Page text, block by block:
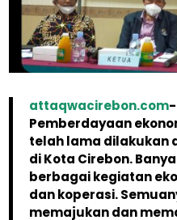
attaqwacirebon.com-
Pemberdayaan
telah lama dilakukan
di Kota Cirebon.
berbagai kegiatan
dan koperasi.
memajukan dan